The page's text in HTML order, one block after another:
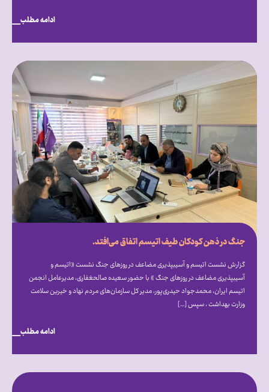
ادامه مطلب
جنگ در ذهن کودکان طیف اتیسم اتفاق می‌افتد.
گزارش نشست اتیسم و آسیب‎پذیری مضاعف در روزهای جنگ نشست «اتیسم و
آسیب‎پذیری مضاعف در روزهای جنگ » با حضور سعیده صالح‎غفاری، مدیرعامل انجمن
اتیسم ایران، محمدجواد حیدری‌پور، مدیر کل سازمان‌های مردم نهاد و خیرین سلامت
وزارت بهداشت ، سپس […]
ادامه مطلب